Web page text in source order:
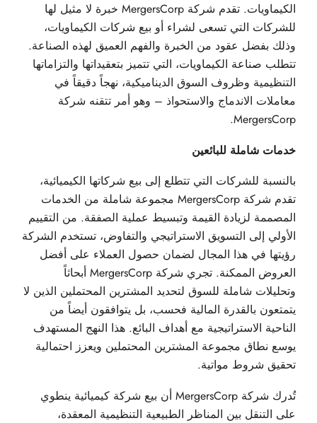
الكيماويات. تقدم شركة MergersCorp خبرة لا مثيل لها
للشركات التي تسعى لشراء أو بيع شركات الكيماويات،
وذلك بفضل عقود من الخبرة والفهم العميق لهذه الصناعة.
تتطلب صناعة الكيماويات، التي تتميز بتعقيداتها والتزاماتها
التنظيمية وظروف السوق الديناميكية، نهجاً دقيقاً في
معاملات الاندماج والاستحواذ – وهو أمر تتقنه شركة
MergersCorp.
خدمات شاملة للبائعين
بالنسبة للشركات التي تتطلع إلى بيع شركاتها الكيميائية،
تقدم شركة MergersCorp مجموعة شاملة من الخدمات
المصممة لزيادة القيمة وتبسيط عملية الصفقة. من التقييم
الأولي إلى التسويق الاستراتيجي والتفاوض، تستخدم الشركة
رؤيتها في هذا المجال لضمان حصول العملاء على أفضل
العروض الممكنة. تجري شركة MergersCorp أبحاثاً
وتحليلات شاملة للسوق لتحديد المشترين المحتملين الذين لا
يتمتعون بالقدرة المالية فحسب، بل يتوافقون أيضاً من
الناحية الاستراتيجية مع أهداف البائع. هذا النهج المستهدف
يوسع نطاق مجموعة المشترين المحتملين ويعزز احتمالية
تحقيق شروط مواتية.
تُدرك شركة MergersCorp أن بيع شركة كيميائية ينطوي
على التنقل بين المناظر الطبيعية التنظيمية المعقدة،